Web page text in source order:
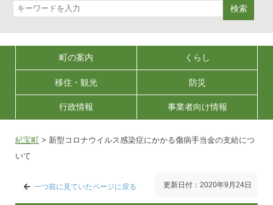
検索
町の案内 くらし
移住・観光 防災
行政情報 事業者向け情報
紀宝町 > 新型コロナウイルス感染症にかかる傷病手当金の支給につ
いて
一つ前に見ていたページに戻る 更新日付：2020年9月24日